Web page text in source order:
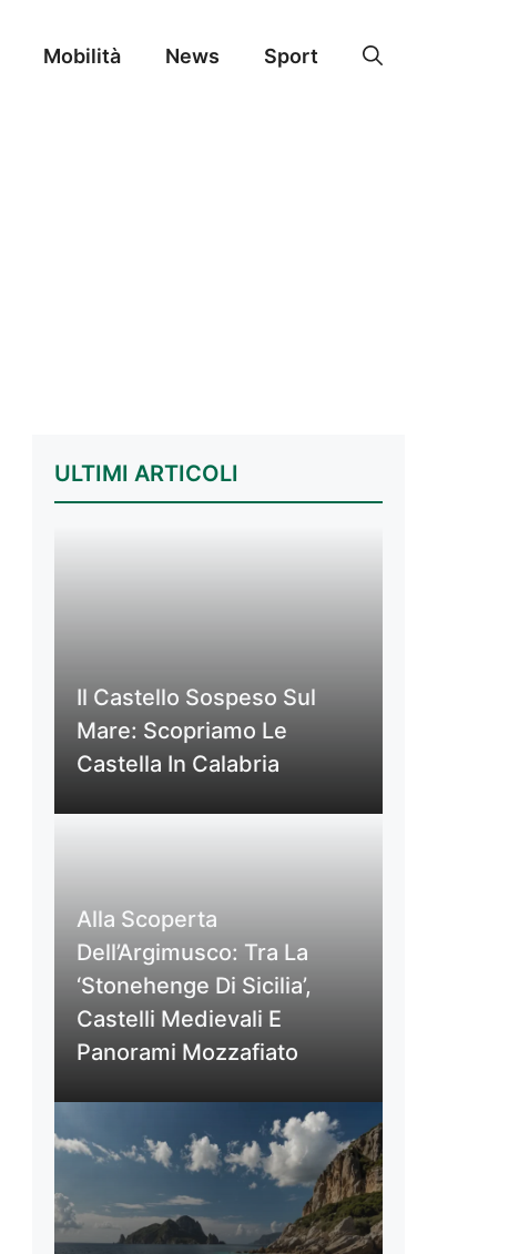
Mobilità News Sport
ULTIMI ARTICOLI
Il Castello Sospeso Sul
Mare: Scopriamo Le
Castella In Calabria
Alla Scoperta
Dell’Argimusco: Tra La
‘Stonehenge Di Sicilia’,
Castelli Medievali E
Panorami Mozzafiato